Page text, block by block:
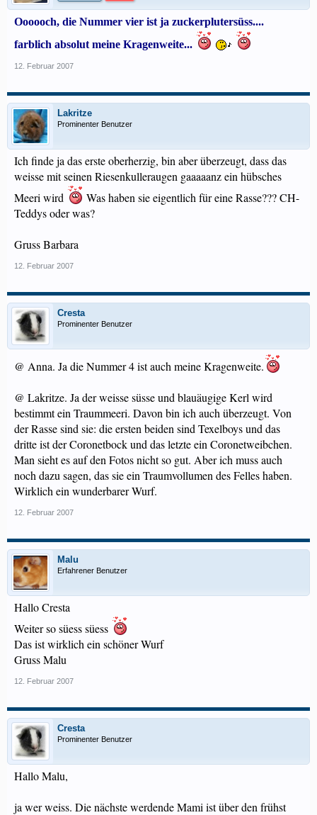
Oooooch, die Nummer vier ist ja zuckerplutersüss....
farblich absolut meine Kragenweite...
12. Februar 2007
Lakritze
Prominenter Benutzer
Ich finde ja das erste oberherzig, bin aber überzeugt, dass das
weisse mit seinen Riesenkulleraugen gaaaaanz ein hübsches
Meeri wird
Was haben sie eigentlich für eine Rasse??? CH-
Teddys oder was?
Gruss Barbara
12. Februar 2007
Cresta
Prominenter Benutzer
@ Anna. Ja die Nummer 4 ist auch meine Kragenweite.
@ Lakritze. Ja der weisse süsse und blauäugige Kerl wird
bestimmt ein Traummeeri. Davon bin ich auch überzeugt. Von
der Rasse sind sie: die ersten beiden sind Texelboys und das
dritte ist der Coronetbock und das letzte ein Coronetweibchen.
Man sieht es auf den Fotos nicht so gut. Aber ich muss auch
noch dazu sagen, das sie ein Traumvollumen des Felles haben.
Wirklich ein wunderbarer Wurf.
12. Februar 2007
Malu
Erfahrener Benutzer
Hallo Cresta
Weiter so süess süess
Das ist wirklich ein schöner Wurf
Gruss Malu
12. Februar 2007
Cresta
Prominenter Benutzer
Hallo Malu,
ja wer weiss. Die nächste werdende Mami ist über den frühst